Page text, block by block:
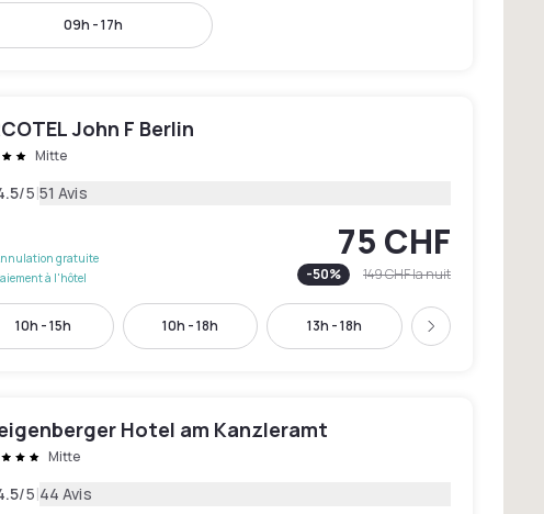
09h - 17h
John F Berlin
Mitte
/5|51 Avis
gratuite
à l'hôtel
75 CHF
-50% 149 CHFla nuit
10h - 15h 10h - 18h 13h - 18h Suivant
Hotel am Kanzleramt
Mitte
/5|44 Avis